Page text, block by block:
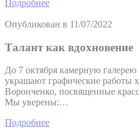
Подробнее
Опубликован в 11/07/2022
Талант как вдохновение
До 7 октября камерную галерею
украшают графические работы
Воронченко, посвященные
Мы уверены:…
Подробнее